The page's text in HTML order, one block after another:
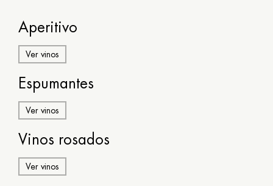
15:30
/
20:30
-
23:00
Reservar
Aperitivo
Ver vinos
Espumantes
Ver vinos
Vinos rosados
Ver vinos